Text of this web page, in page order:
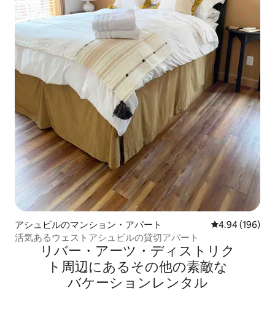
アシュビルのマンション・アパート レビュー196
4.94 (196)
活気あるウェストアシュビルの貸切アパート
リバー・アーツ・ディストリク
ト⁠周⁠辺⁠に⁠あ⁠るそ⁠の⁠他⁠の素⁠敵⁠な
バ⁠ケ⁠ー⁠シ⁠ョ⁠ン⁠レ⁠ン⁠タ⁠ル